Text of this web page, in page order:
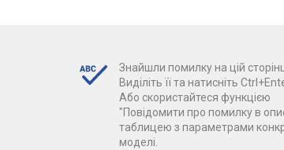
Знайшли помилку на цій
Виділіть її та натисніть
Або скористайтеся функцією
"Повідомити про помилку в
таблицею з параметрами
моделі.